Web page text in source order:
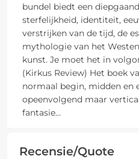
bundel biedt een
sterfelijkheid, identiteit,
verstrijken van de tijd, de
mythologie van het
kunst. Je moet het in
(Kirkus Review) Het boek
normaal begin, midden en
opeenvolgend maar
fantasie...
Recensie/Quote